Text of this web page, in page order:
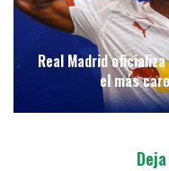
Real Madrid
el más